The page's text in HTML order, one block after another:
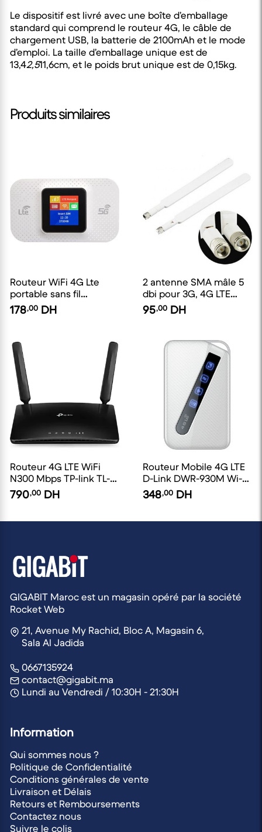
Le dispositif est livré avec une boîte d’emballage
standard qui comprend le routeur 4G, le câble de
chargement USB, la batterie de 2100mAh et le mode
d’emploi. La taille d’emballage unique est de
13,42,511,6cm, et le poids brut unique est de 0,15kg.
Produits similaires
Routeur WiFi 4G Lte
portable sans fil
300Mbps 3000mAh
178,00 DH
2 antenne SMA mâle 5
dbi pour 3G, 4G LTE
routeur orange et inwi
95,00 DH
Routeur 4G LTE WiFi
N300 Mbps TP-link TL-
MR6400
790,00 DH
Routeur Mobile 4G LTE
D-Link DWR-930M Wi-Fi
Portable
348,00 DH
GIGABIT Maroc est un magasin opéré par la société
Rocket Web
21, Avenue My Rachid, Bloc A, Magasin 6,
Sala Al Jadida
0667135924
contact@gigabit.ma
Lundi au Vendredi / 10:30H - 21:30H
Information
Qui sommes nous ?
Politique de Confidentialité
Conditions générales de vente
Livraison et Délais
Retours et Remboursements
Contactez nous
Suivre le colis